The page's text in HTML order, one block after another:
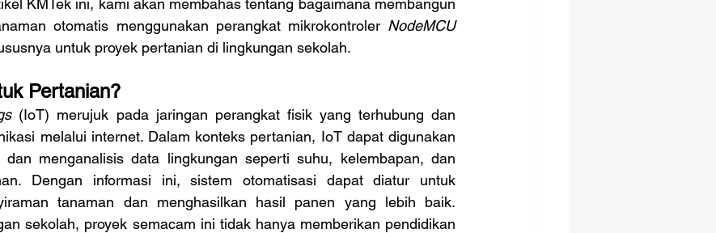
KMTek ini, kami akan membahas tentang bagaimana membangun
otomatis menggunakan perangkat mikrokontroler NodeMCU
untuk proyek pertanian di lingkungan sekolah.
Pertanian?
(IoT) merujuk pada jaringan perangkat fisik yang terhubung dan
melalui internet. Dalam konteks pertanian, IoT dapat digunakan
dan menganalisis data lingkungan seperti suhu, kelembapan, dan
Dengan informasi ini, sistem otomatisasi dapat diatur untuk
tanaman dan menghasilkan hasil panen yang lebih baik.
sekolah, proyek semacam ini tidak hanya memberikan pendidikan